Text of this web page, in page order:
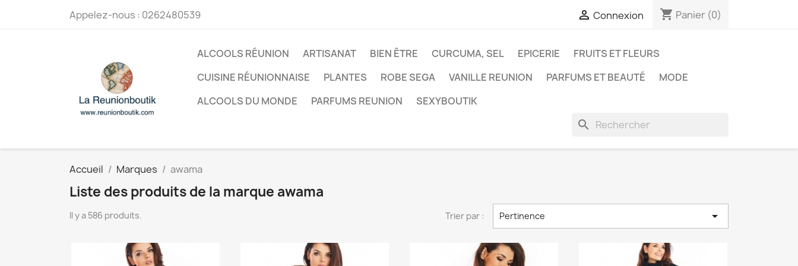
Appelez-nous : 0262480539  Connexion shopping_cart Panier (0)
ALCOOLS RÉUNION ARTISANAT BIEN ÊTRE CURCUMA, SEL EPICERIE
FRUITS ET FLEURS
CUISINE RÉUNIONNAISE
PLANTES ROBE SEGA VANILLE REUNION PARFUMS ET BEAUTÉ
MODE
ALCOOLS DU MONDE
PARFUMS REUNION SEXYBOUTIK
search
Accueil Marques awama
Liste des produits de la marque awama
Il y a 586 produits. Trier par : Pertinence 